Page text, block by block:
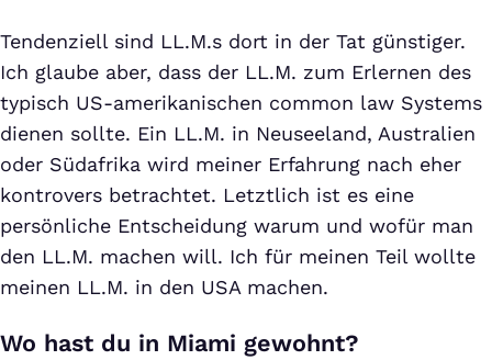
Tendenziell sind LL.M.s dort in der Tat günstiger.
Ich glaube aber, dass der LL.M. zum Erlernen des
typisch US-amerikanischen common law Systems
dienen sollte. Ein LL.M. in Neuseeland, Australien
oder Südafrika wird meiner Erfahrung nach eher
kontrovers betrachtet. Letztlich ist es eine
persönliche Entscheidung warum und wofür man
den LL.M. machen will. Ich für meinen Teil wollte
meinen LL.M. in den USA machen.
Wo hast du in Miami gewohnt?